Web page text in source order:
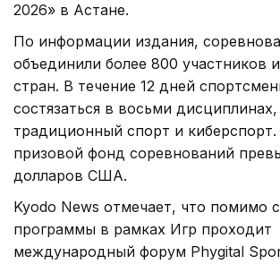
2026» в Астане.
По информации издания,
объединили более 800 участников
стран. В течение 12 дней
состязаться в восьми
традиционный спорт и
призовой фонд соревнований
долларов США.
Kyodo News отмечает, что помимо
программы в рамках Игр проходит
международный форум Phygital